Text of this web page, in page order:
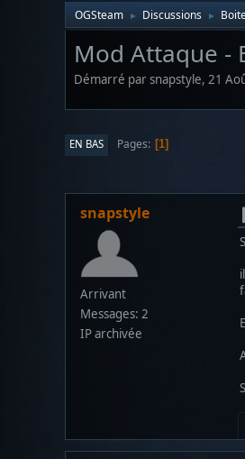
OGSteam ► Discussions ►
Mod Attaque -
Démarré par snapstyle, 21
EN BAS Pages 1
snapstyle
Arrivant
Messages: 2
IP archivée